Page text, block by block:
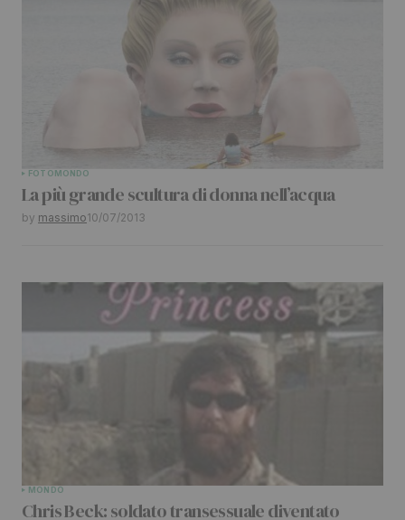
*
Your Name
Your E-mail
FOTOMONDO
La più grande scultura di donna nell’acqua
by massimo10/07/2013
MONDO
Chris Beck: soldato transessuale diventato